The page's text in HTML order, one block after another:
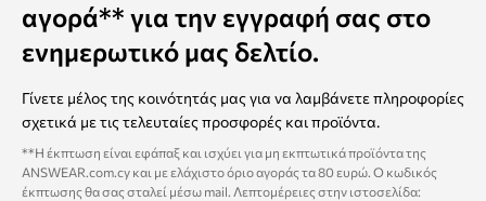
αγορά** για την εγγραφή σας στο
ενημερωτικό μας δελτίο.
Γίνετε μέλος της κοινότητάς μας για να λαμβάνετε πληροφορίες
σχετικά με τις τελευταίες προσφορές και προϊόντα.
**Η έκπτωση είναι εφάπαξ και ισχύει για μη εκπτωτικά προϊόντα της
ANSWEAR.com.cy και με ελάχιστο όριο αγοράς τα 80 ευρώ. Ο κωδικός
έκπτωσης θα σας σταλεί μέσω mail. Λεπτομέρειες στην ιστοσελίδα: